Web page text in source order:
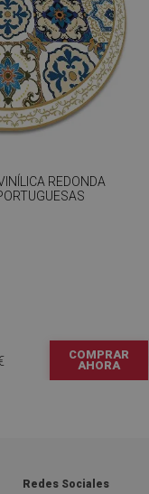
REDONDA
COMPRAR
AHORA
Redes Sociales